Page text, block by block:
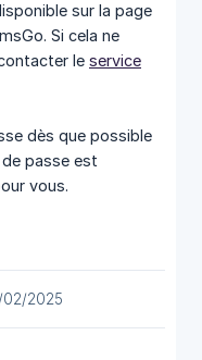
sur la page
Si cela ne
le service
dès que possible
passe est
vous.
02/2025